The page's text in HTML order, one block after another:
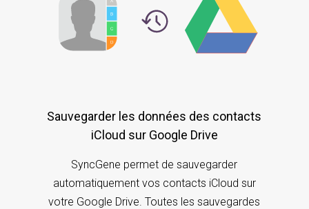
Sauvegarder les données des contacts
iCloud sur Google Drive
SyncGene permet de sauvegarder
automatiquement vos contacts iCloud sur
votre Google Drive. Toutes les sauvegardes